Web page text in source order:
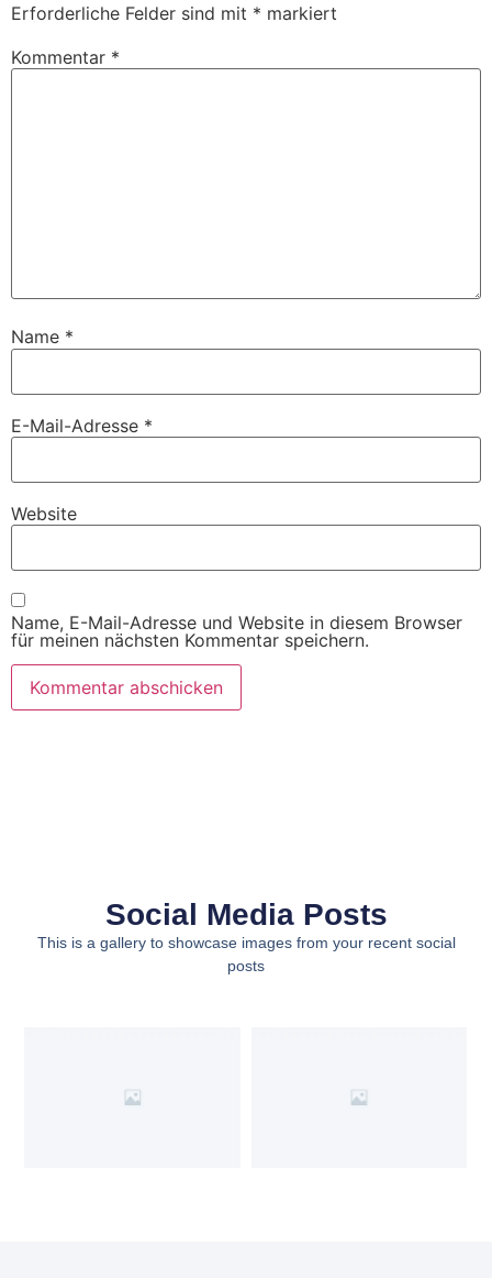
Erforderliche Felder sind mit * markiert
Kommentar *
Name *
E-Mail-Adresse *
Website
Name, E-Mail-Adresse und Website in diesem Browser
für meinen nächsten Kommentar speichern.
Social Media Posts
This is a gallery to showcase images from your recent social
posts